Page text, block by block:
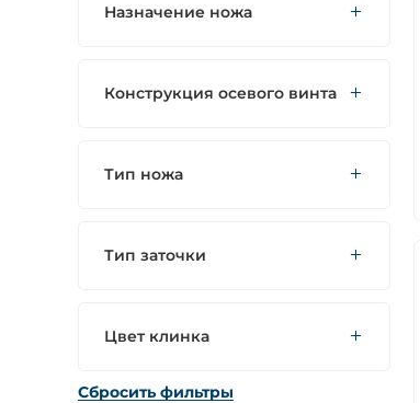
Назначение ножа
Конструкция осевого винта
Тип ножа
Тип заточки
Цвет клинка
Сбросить фильтры